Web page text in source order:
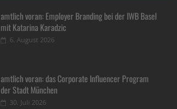
amtlich voran: Employer Branding bei der IWB Basel
mit Katarina Karadzic
6. August 2026
amtlich voran: das Corporate Influencer Program
der Stadt München
30. Juli 2026